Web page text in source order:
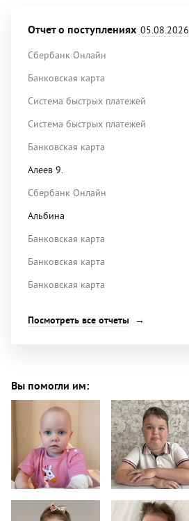
Отчет о поступлениях 05.08.2026
Сбербанк Онлайн
Банковская карта
Система быстрых платежей
Система быстрых платежей
Банковская карта
Алеев 9.
Сбербанк Онлайн
Альбина
Банковская карта
Банковская карта
Банковская карта
Посмотреть все отчеты
Вы помогли им: